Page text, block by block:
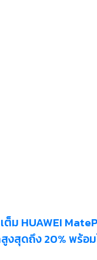
ม HUAWEI
งสุดถึง 20% พร้อ